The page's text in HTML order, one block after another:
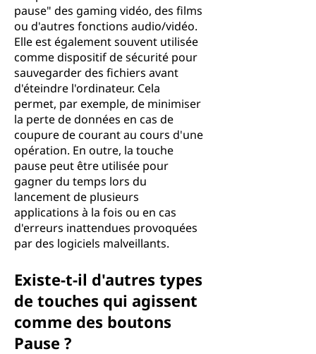
pause" des gaming vidéo, des films
ou d'autres fonctions audio/vidéo.
Elle est également souvent utilisée
comme dispositif de sécurité pour
sauvegarder des fichiers avant
d'éteindre l'ordinateur. Cela
permet, par exemple, de minimiser
la perte de données en cas de
coupure de courant au cours d'une
opération. En outre, la touche
pause peut être utilisée pour
gagner du temps lors du
lancement de plusieurs
applications à la fois ou en cas
d'erreurs inattendues provoquées
par des logiciels malveillants.
Existe-t-il d'autres types
de touches qui agissent
comme des boutons
Pause ?